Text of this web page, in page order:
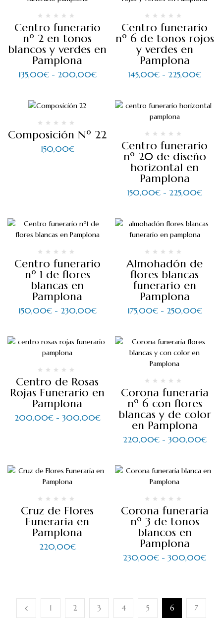
Centro funerario
nº 2 en tonos
blancos y verdes en
Pamplona
135,00€ - 200,00€
Centro funerario
nº 6 de tonos rojos
y verdes en
Pamplona
145,00€ - 225,00€
Composición Nº 22
150,00€
Centro funerario
nº 20 de diseño
horizontal en
Pamplona
150,00€ - 225,00€
Centro funerario
nº 1 de flores
blancas en
Pamplona
150,00€ - 230,00€
Almohadón de
flores blancas
funerario en
Pamplona
175,00€ - 250,00€
Centro de Rosas
Rojas Funerario en
Pamplona
200,00€ - 300,00€
Corona funeraria
nº 6 con flores
blancas y de color
en Pamplona
220,00€ - 300,00€
Cruz de Flores
Funeraria en
Pamplona
220,00€
Corona funeraria
nº 3 de tonos
blancos en
Pamplona
230,00€ - 300,00€
1 2 3 4 5 6 7